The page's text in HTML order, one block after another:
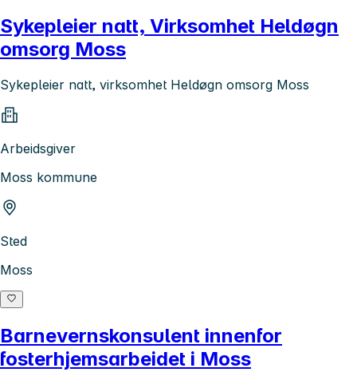
Sykepleier natt, Virksomhet Heldøgn
omsorg Moss
Sykepleier natt, virksomhet Heldøgn omsorg Moss
Arbeidsgiver
Moss kommune
Sted
Moss
Barnevernskonsulent innenfor
fosterhjemsarbeidet i Moss